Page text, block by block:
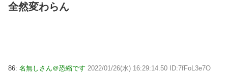
全然変わらん
86: 名無しさん＠恐縮です 2022/01/26(水) 16:29:14.50 ID:7fFoL3e7O